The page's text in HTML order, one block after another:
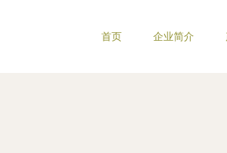
首页 企业简介